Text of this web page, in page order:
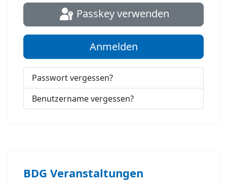
Passkey verwenden
Anmelden
Passwort vergessen?
Benutzername vergessen?
BDG Veranstaltungen